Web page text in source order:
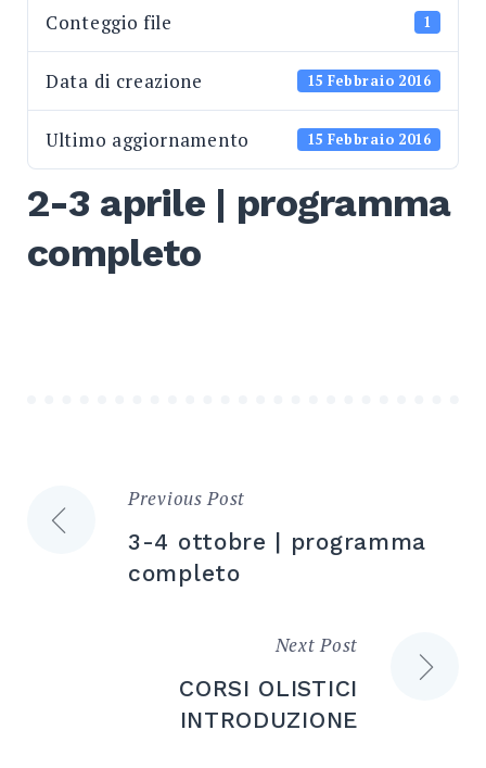
Conteggio file 1
Data di creazione 15 Febbraio 2016
Ultimo aggiornamento 15 Febbraio 2016
2-3 aprile | programma
completo
Navigazione
articoli
Previous Post
3-4 ottobre | programma
completo
Next Post
CORSI OLISTICI
INTRODUZIONE